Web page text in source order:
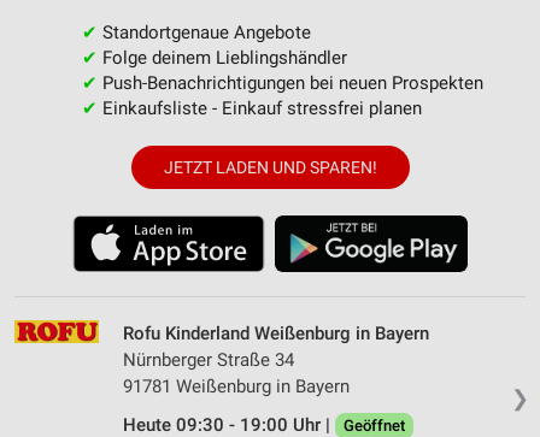
✔ Standortgenaue Angebote
✔ Folge deinem Lieblingshändler
✔ Push-Benachrichtigungen bei neuen Prospekten
✔ Einkaufsliste - Einkauf stressfrei planen
JETZT LADEN UND SPAREN!
❯
Rofu Kinderland Weißenburg in Bayern
Nürnberger Straße 34
91781 Weißenburg in Bayern
Heute 09:30 - 19:00 Uhr |
Geöffnet